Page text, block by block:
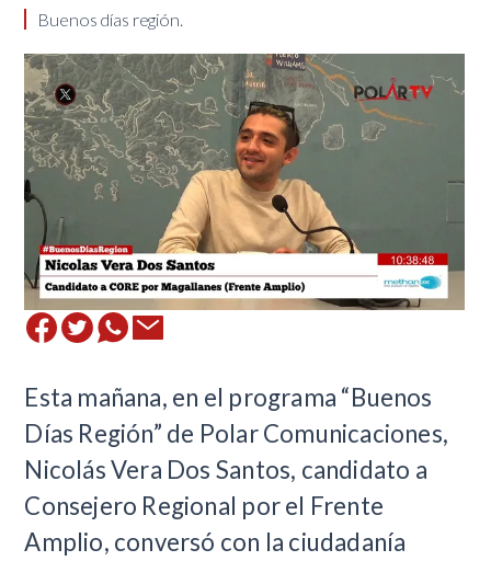
Buenos días región.
Esta mañana, en el programa “Buenos
Días Región” de Polar Comunicaciones,
Nicolás Vera Dos Santos, candidato a
Consejero Regional por el Frente
Amplio, conversó con la ciudadanía